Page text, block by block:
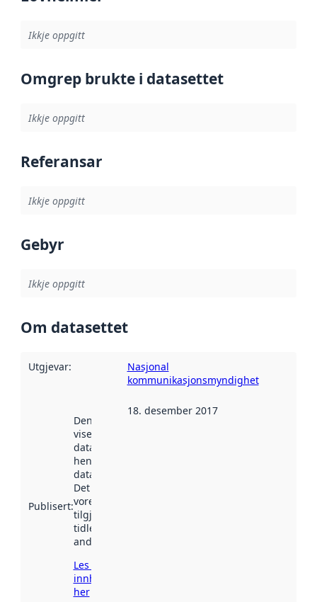
Ikkje oppgitt
Omgrep brukte i datasettet
Ikkje oppgitt
Referansar
Ikkje oppgitt
Gebyr
Ikkje oppgitt
Om datasettet
Utgjevar:
Nasjonal
kommunikasjonsmyndighet
Publisert:
Denne datoen
viser når
datasettet vart
henta inn av
data.norge.no.
Det kan ha
vore
tilgjengeleg
tidlegare
andre stader.
Les meir om
innhenting
her
18. desember 2017